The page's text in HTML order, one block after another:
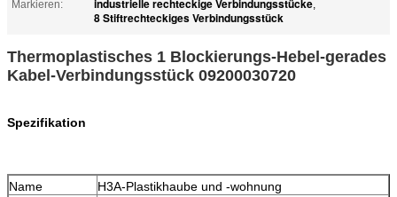
Markieren:
industrielle rechteckige Verbindungsstücke,
8 Stiftrechteckiges Verbindungsstück
Thermoplastisches 1 Blockierungs-Hebel-gerades
Kabel-Verbindungsstück 09200030720
Spezifikation
Name
H3A-Plastikhaube und -wohnung